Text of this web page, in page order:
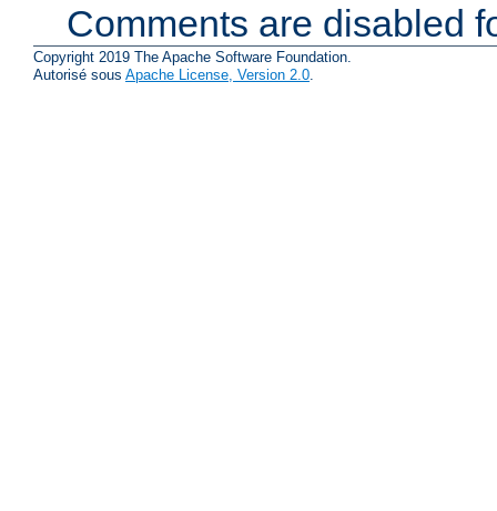
Comments are disabled
Copyright 2019 The Apache Software Foundation.
Autorisé sous Apache License, Version 2.0.